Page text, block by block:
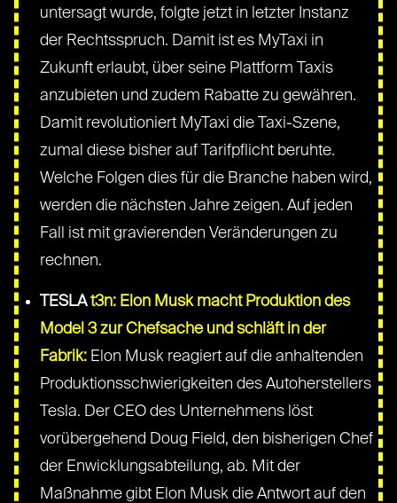
untersagt wurde, folgte jetzt in letzter Instanz
der Rechtsspruch. Damit ist es MyTaxi in
Zukunft erlaubt, über seine Plattform Taxis
anzubieten und zudem Rabatte zu gewähren.
Damit revolutioniert MyTaxi die Taxi-Szene,
zumal diese bisher auf Tarifpflicht beruhte.
Welche Folgen dies für die Branche haben wird,
werden die nächsten Jahre zeigen. Auf jeden
Fall ist mit gravierenden Veränderungen zu
rechnen.
TESLAt3n: Elon Musk macht Produktion des
Model 3 zur Chefsache und schläft in der
Fabrik: Elon Musk reagiert auf die anhaltenden
Produktionsschwierigkeiten des Autoherstellers
Tesla. Der CEO des Unternehmens löst
vorübergehend Doug Field, den bisherigen Chef
der Enwicklungsabteilung, ab. Mit der
Maßnahme gibt Elon Musk die Antwort auf den